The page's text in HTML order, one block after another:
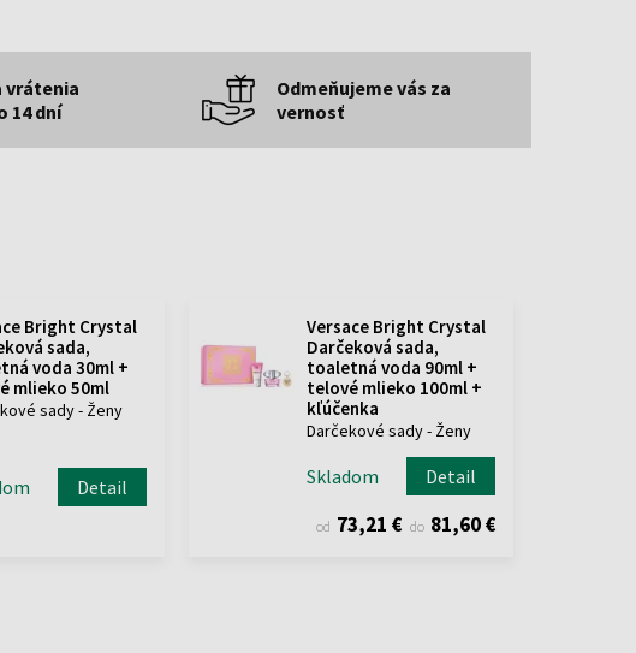
vrátenia
14 dní
Odmeňujeme vás za
vernosť
Bright Crystal
sada,
voda 30ml +
mlieko 50ml
sady - Ženy
Detail
Versace Bright Crystal
Darčeková sada,
toaletná voda 90ml +
telové mlieko 100ml +
kľúčenka
Darčekové sady - Ženy
Skladom Detail
od 73,21 € do 81,60 €